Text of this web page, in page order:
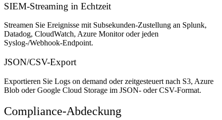
SIEM-Streaming in Echtzeit
Streamen Sie Ereignisse mit Subsekunden-Zustellung an Splunk,
Datadog, CloudWatch, Azure Monitor oder jeden
Syslog-/Webhook-Endpoint.
JSON/CSV-Export
Exportieren Sie Logs on demand oder zeitgesteuert nach S3, Azure
Blob oder Google Cloud Storage im JSON- oder CSV-Format.
Compliance-Abdeckung